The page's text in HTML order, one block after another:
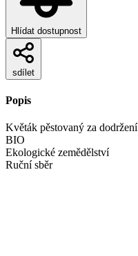
Hlídat dostupnost
sdílet
Popis
Květák pěstovaný za
BIO
Ekologické zemědělství
Ruční sběr